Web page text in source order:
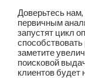
Доверьтесь
первичным
запустят цикл
способствовать
заметите
поисковой
клиентов будет